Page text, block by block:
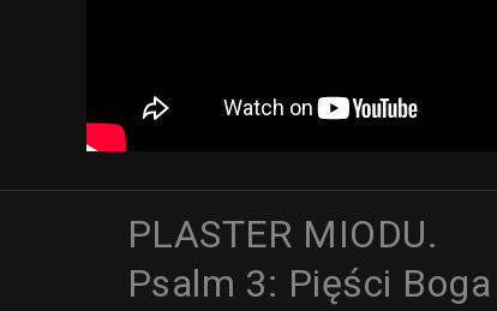
PLASTER MIODU.
Psalm 3: Pięści Boga